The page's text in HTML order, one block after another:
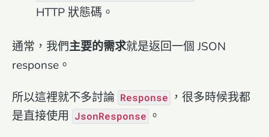
HTTP 狀態碼。
通常，我們主要的需求就是返回一個 JSON
response。
所以這裡就不多討論 Response ，很多時候我都
是直接使用 JsonResponse 。